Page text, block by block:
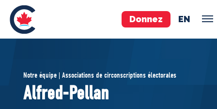
Donnez EN
ÉQUIPE
Pierre Poilievre
Vos députés conservateurs
Notre équipe | Associations de circonscriptions électorales
Alfred-Pellan